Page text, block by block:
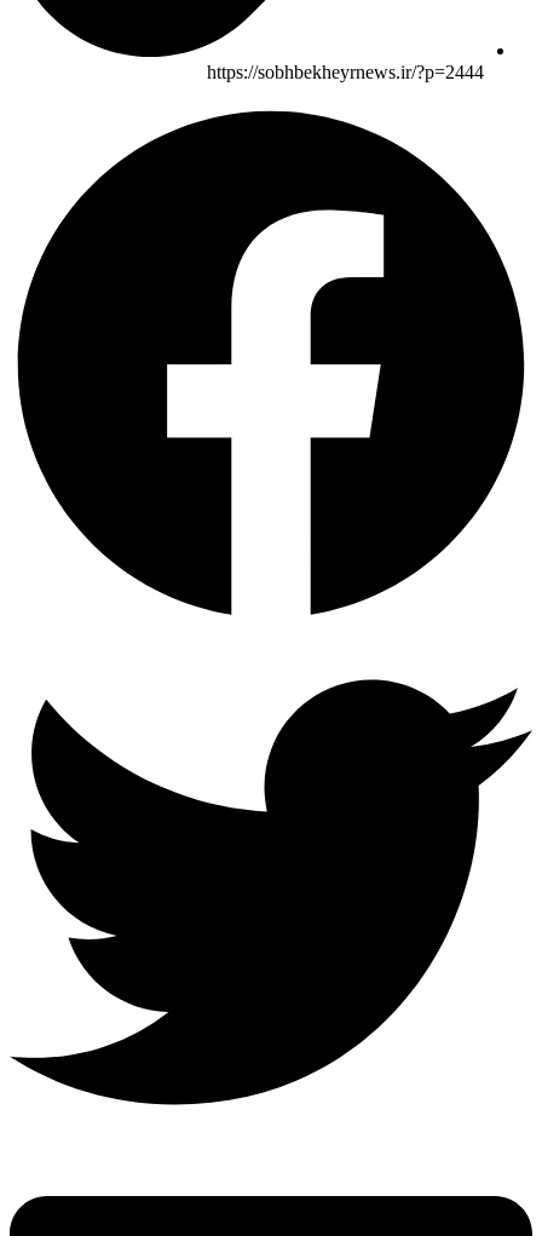
https://sobhbekheyrnews.ir/?p=2444